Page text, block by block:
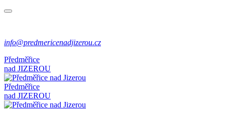
info@predmericenadjizerou.cz
Předměřice
nad JIZEROU
Předměřice
nad JIZEROU